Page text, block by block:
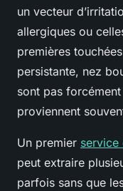
un vecteur
allergiques ou
premières
persistante, nez
sont pas
proviennent
Un premier service
peut extraire
parfois sans que